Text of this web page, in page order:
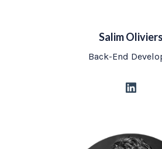
Salim Oliviers
Back-End